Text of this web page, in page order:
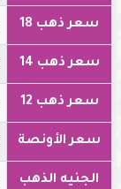
سعر ذهب 18
سعر ذهب 14
سعر ذهب 12
سعر الأونصة
الجنيه الذهب